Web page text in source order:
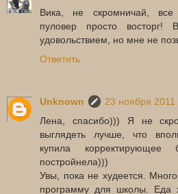
Вика, не скромничай,
пуловер просто
удовольствием, но мне не
Ответить
Unknown
23 ноября 2011
Лена, спасибо))) Я не
выглядеть лучше, что
купила корректирующее
постройнела)))
Увы, пока не худеется.
программу для школы. Еда